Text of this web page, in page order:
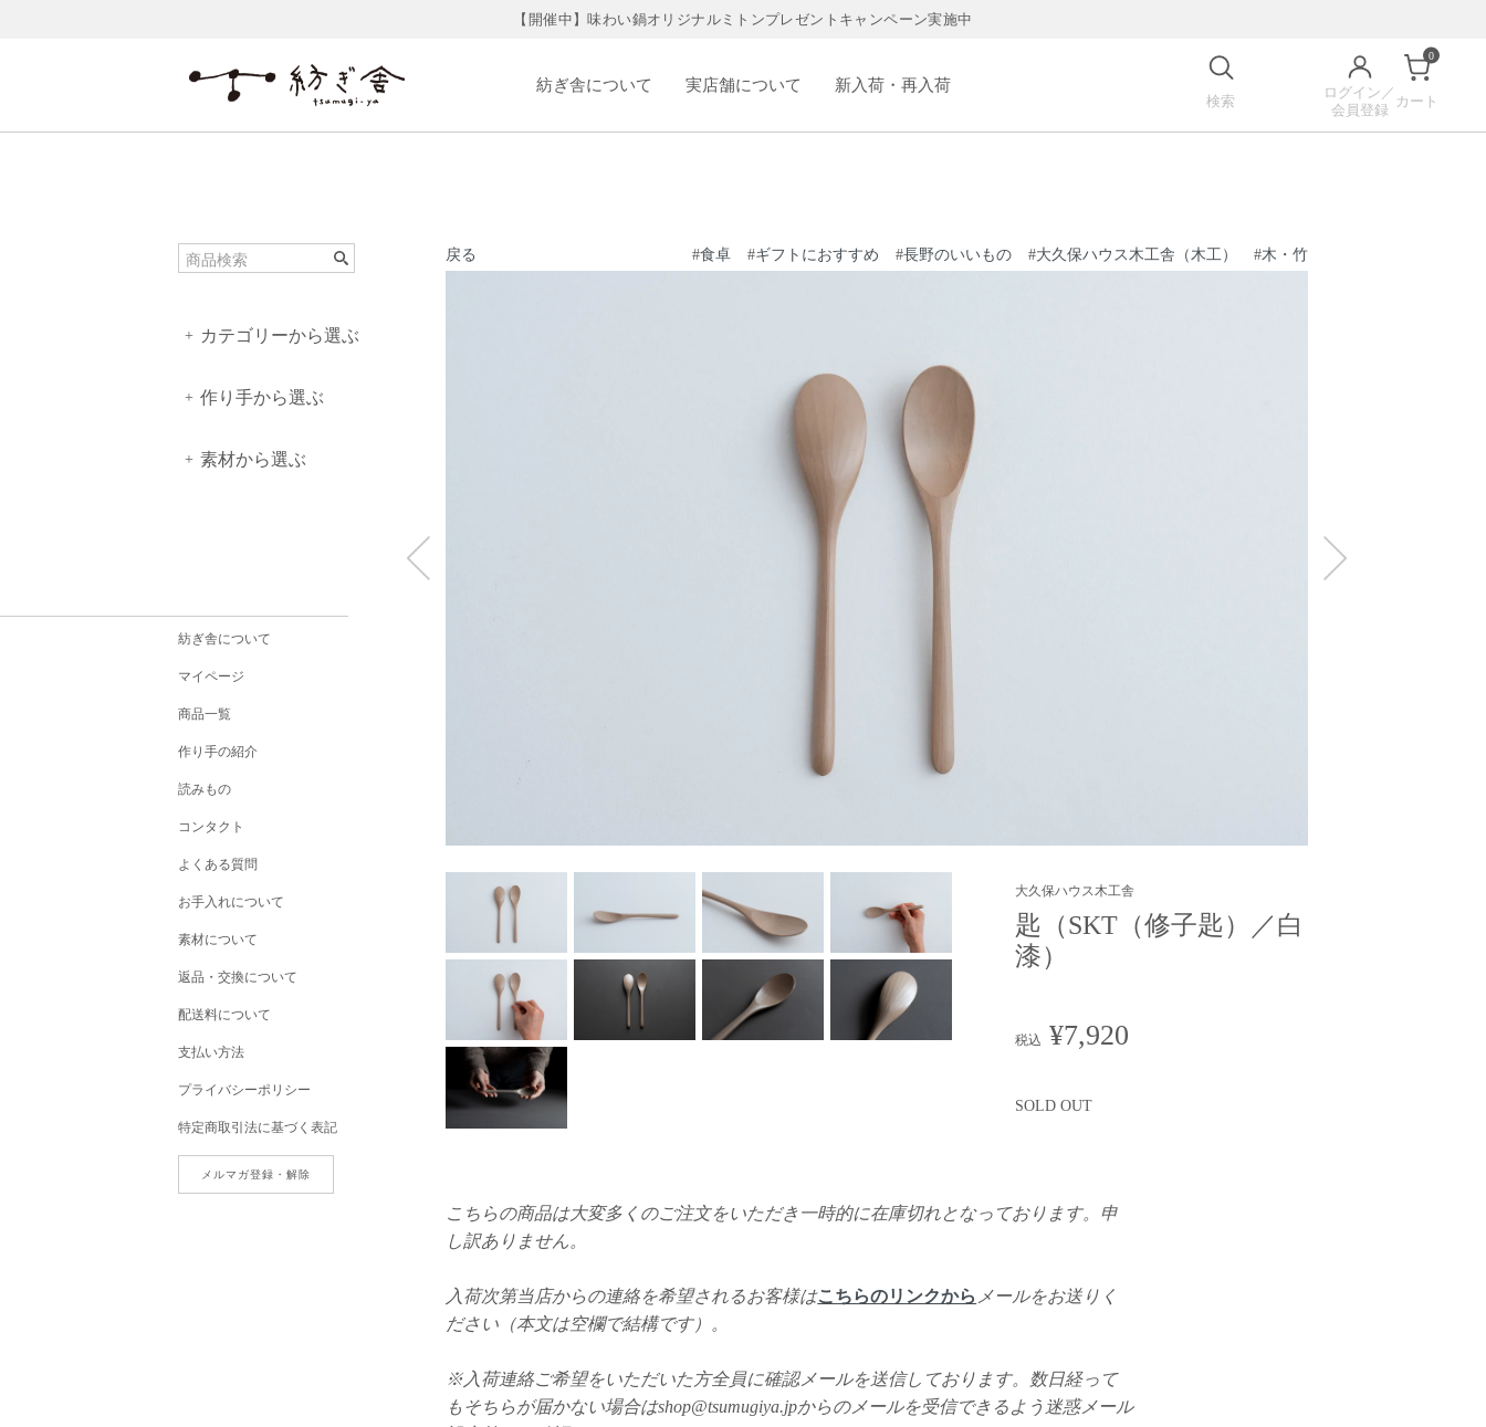
【開催中】味わい鍋オリジナルミトンプレゼントキャンペーン実施中
紡ぎ舎について 実店舗について 新入荷・再入荷
ログイン／
会員登録
0
カート
検索
+ カテゴリーから選ぶ
+ 作り手から選ぶ
+ 素材から選ぶ
紡ぎ舎について
マイページ
商品一覧
作り手の紹介
読みもの
コンタクト
よくある質問
お手入れについて
素材について
返品・交換について
配送料について
支払い方法
プライバシーポリシー
特定商取引法に基づく表記
メルマガ登録・解除
戻る #食卓 #ギフトにおすすめ #長野のいいもの #大久保ハウス木工舎（木工） #木・竹
大久保ハウス木工舎
匙（SKT（修子匙）／白
漆）
税込 ¥7,920
SOLD OUT
こちらの商品は大変多くのご注文をいただき一時的に在庫切れとなっております。申
し訳ありません。
入荷次第当店からの連絡を希望されるお客様はこちらのリンクから メールをお送りく
ださい（本文は空欄で結構です）。
※入荷連絡ご希望をいただいた方全員に確認メールを送信しております。数日経って
もそちらが届かない場合はshop@tsumugiya.jpからのメールを受信できるよう迷惑メール